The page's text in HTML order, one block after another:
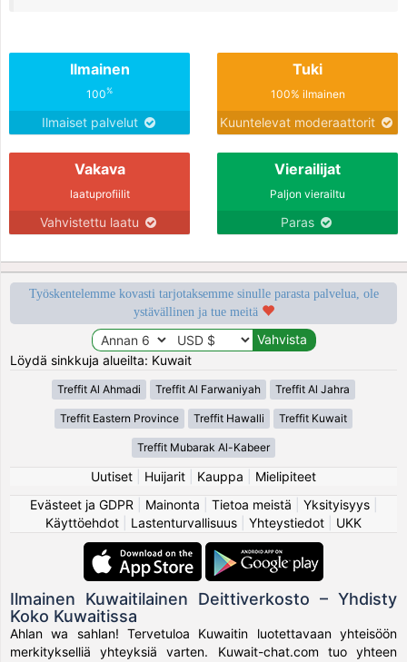
Ilmainen
100%
Ilmaiset palvelut
Tuki
100% ilmainen
Kuuntelevat moderaattorit
Vakava
laatuprofiilit
Vahvistettu laatu
Vierailijat
Paljon vierailtu
Paras
Työskentelemme kovasti tarjotaksemme sinulle parasta palvelua, ole
ystävällinen ja tue meitä
Löydä sinkkuja alueilta: Kuwait
Treffit Al Ahmadi Treffit Al Farwaniyah Treffit Al Jahra
Treffit Eastern Province Treffit Hawalli Treffit Kuwait
Treffit Mubarak Al-Kabeer
Uutiset Huijarit Kauppa
Mielipiteet
Evästeet ja GDPR
Mainonta Tietoa meistä Yksityisyys|
Käyttöehdot
Lastenturvallisuus Yhteystiedot UKK
Ilmainen Kuwaitilainen Deittiverkosto – Yhdisty
Koko Kuwaitissa
Ahlan wa sahlan! Tervetuloa Kuwaitin luotettavaan yhteisöön
merkitykselliä yhteyksiä varten. Kuwait-chat.com tuo yhteen